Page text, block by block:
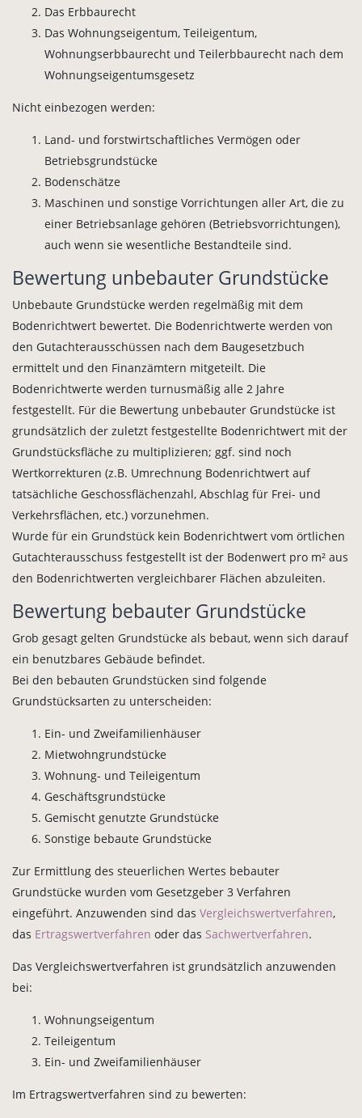
Das Erbbaurecht
Das Wohnungseigentum, Teileigentum,
Wohnungserbbaurecht und Teilerbbaurecht nach dem
Wohnungseigentumsgesetz
Nicht einbezogen werden:
Land- und forstwirtschaftliches Vermögen oder
Betriebsgrundstücke
Bodenschätze
Maschinen und sonstige Vorrichtungen aller Art, die zu
einer Betriebsanlage gehören (Betriebsvorrichtungen),
auch wenn sie wesentliche Bestandteile sind.
Bewertung unbebauter Grundstücke
Unbebaute Grundstücke werden regelmäßig mit dem
Bodenrichtwert bewertet. Die Bodenrichtwerte werden von
den Gutachterausschüssen nach dem Baugesetzbuch
ermittelt und den Finanzämtern mitgeteilt. Die
Bodenrichtwerte werden turnusmäßig alle 2 Jahre
festgestellt. Für die Bewertung unbebauter Grundstücke ist
grundsätzlich der zuletzt festgestellte Bodenrichtwert mit der
Grundstücksfläche zu multiplizieren; ggf. sind noch
Wertkorrekturen (z.B. Umrechnung Bodenrichtwert auf
tatsächliche Geschossflächenzahl, Abschlag für Frei- und
Verkehrsflächen, etc.) vorzunehmen.
Wurde für ein Grundstück kein Bodenrichtwert vom örtlichen
Gutachterausschuss festgestellt ist der Bodenwert pro m² aus
den Bodenrichtwerten vergleichbarer Flächen abzuleiten.
Bewertung bebauter Grundstücke
Grob gesagt gelten Grundstücke als bebaut, wenn sich darauf
ein benutzbares Gebäude befindet.
Bei den bebauten Grundstücken sind folgende
Grundstücksarten zu unterscheiden:
Ein- und Zweifamilienhäuser
Mietwohngrundstücke
Wohnung- und Teileigentum
Geschäftsgrundstücke
Gemischt genutzte Grundstücke
Sonstige bebaute Grundstücke
Zur Ermittlung des steuerlichen Wertes bebauter
Grundstücke wurden vom Gesetzgeber 3 Verfahren
eingeführt. Anzuwenden sind das Vergleichswertverfahren,
das Ertragswertverfahren oder das Sachwertverfahren.
Das Vergleichswertverfahren ist grundsätzlich anzuwenden
bei:
Wohnungseigentum
Teileigentum
Ein- und Zweifamilienhäuser
Im Ertragswertverfahren sind zu bewerten: